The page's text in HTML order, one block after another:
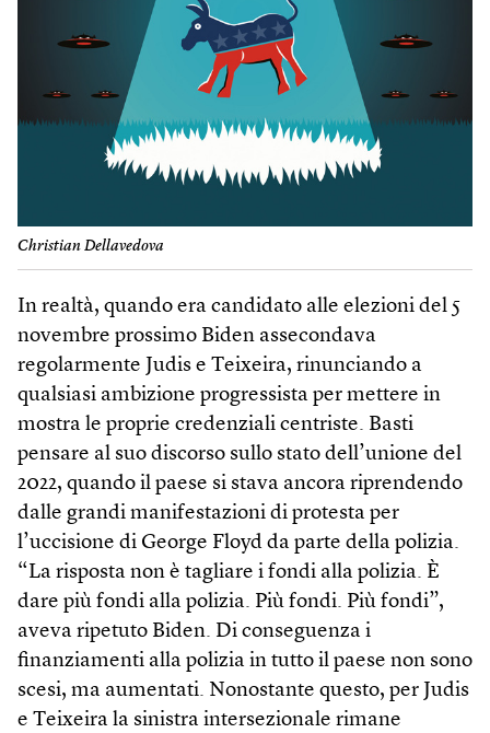
Christian Dellavedova
In realtà, quando era candidato alle elezioni del 5
novembre prossimo Biden assecondava
regolarmente Judis e Teixeira, rinunciando a
qualsiasi ambizione progressista per mettere in
mostra le proprie credenziali centriste. Basti
pensare al suo discorso sullo stato dell’unione del
2022, quando il paese si stava ancora riprendendo
dalle grandi manifestazioni di protesta per
l’uccisione di George Floyd da parte della polizia.
“La risposta non è tagliare i fondi alla polizia. È
dare più fondi alla polizia. Più fondi. Più fondi”,
aveva ripetuto Biden. Di conseguenza i
finanziamenti alla polizia in tutto il paese non sono
scesi, ma aumentati. Nonostante questo, per Judis
e Teixeira la sinistra intersezionale rimane